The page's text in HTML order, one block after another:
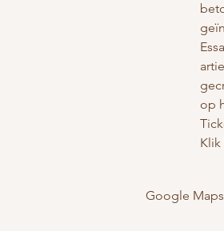
op
Klik
Google